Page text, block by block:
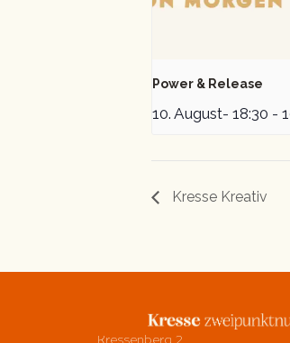
Power & Release
10. August- 18:30 -
Kresse Kreativ
Kressenberg 2